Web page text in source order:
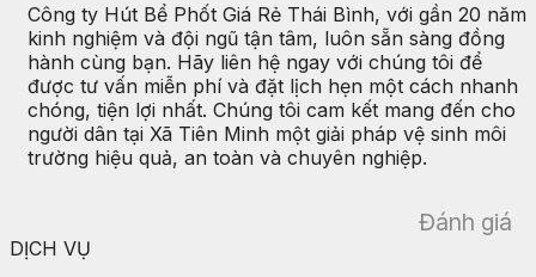
Công ty Hút Bể Phốt Giá Rẻ Thái Bình, với gần 20 năm
kinh nghiệm và đội ngũ tận tâm, luôn sẵn sàng đồng
hành cùng bạn. Hãy liên hệ ngay với chúng tôi để
được tư vấn miễn phí và đặt lịch hẹn một cách nhanh
chóng, tiện lợi nhất. Chúng tôi cam kết mang đến cho
người dân tại Xã Tiên Minh một giải pháp vệ sinh môi
trường hiệu quả, an toàn và chuyên nghiệp.
Đánh giá
DỊCH VỤ